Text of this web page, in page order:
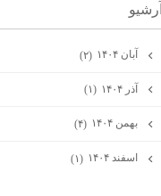
آبان ۱۴۰۴ (۲)
آذر ۱۴۰۴ (۱)
بهمن ۱۴۰۴ (۴)
اسفند ۱۴۰۴ (۱)